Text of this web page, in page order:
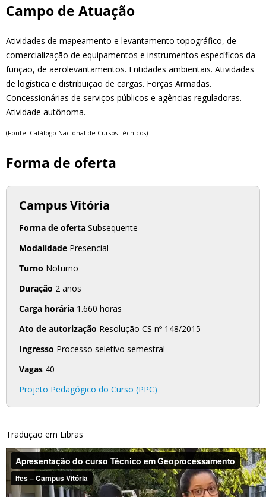
Campo de Atuação
Atividades de mapeamento e levantamento topográfico, de
comercialização de equipamentos e instrumentos específicos da
função, de aerolevantamentos. Entidades ambientais. Atividades
de logística e distribuição de cargas. Forças Armadas.
Concessionárias de serviços públicos e agências reguladoras.
Atividade autônoma.
(Fonte: Catálogo Nacional de Cursos Técnicos)
Forma de oferta
Campus Vitória
Forma de oferta Subsequente
Modalidade Presencial
Turno Noturno
Duração 2 anos
Carga horária 1.660 horas
Ato de autorização Resolução CS nº 148/2015
Ingresso Processo seletivo semestral
Vagas 40
Projeto Pedagógico do Curso (PPC)
Tradução em Libras